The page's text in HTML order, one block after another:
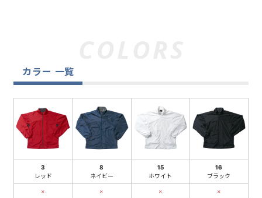
カラー 一覧
3
レッド
×
8
ネイビー
×
15
ホワイト
×
16
ブラック
×